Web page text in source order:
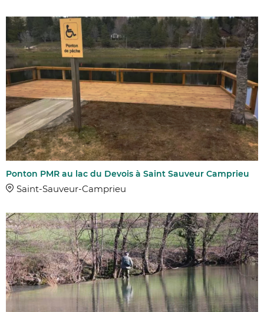
Ponton PMR au lac du Devois à Saint Sauveur Camprieu
Saint-Sauveur-Camprieu